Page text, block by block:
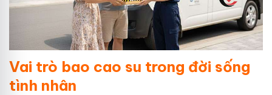
Vai trò bao cao su trong đời sống
tình nhân